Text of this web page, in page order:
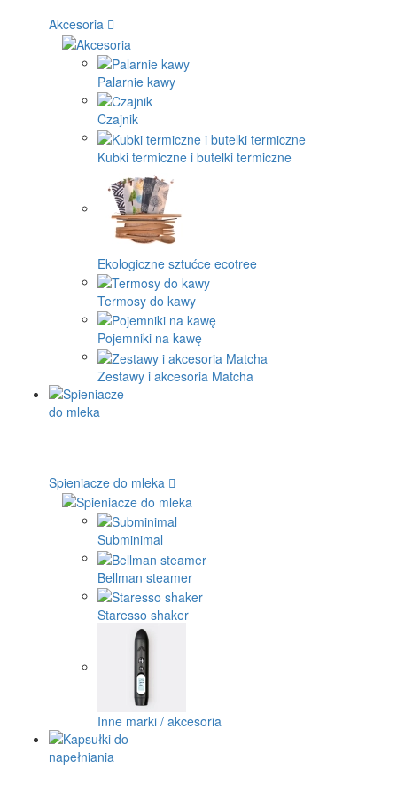
Akcesoria
Palarnie kawy
Czajnik
Kubki termiczne i butelki termiczne
Ekologiczne sztućce ecotree
Termosy do kawy
Pojemniki na kawę
Zestawy i akcesoria Matcha
Spieniacze do mleka
Subminimal
Bellman steamer
Staresso shaker
Inne marki / akcesoria